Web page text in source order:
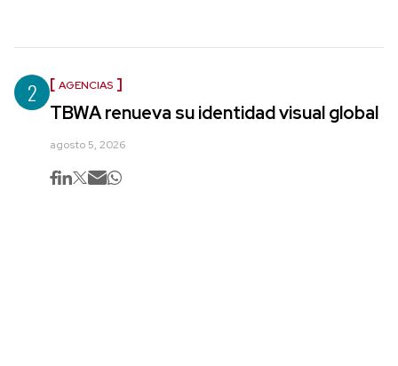
2 AGENCIAS
TBWA renueva su identidad visual global
agosto 5, 2026